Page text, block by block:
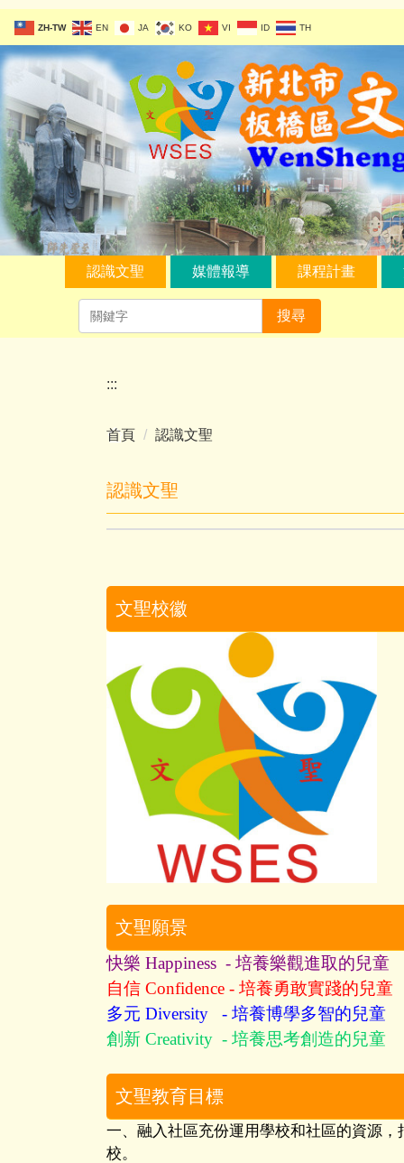
跳
到
主
內
容
區
ZH-TW EN JA KO VI ID TH
校園網站
認識文聖 媒體報導 課程計畫
搜尋
:::
首頁 認識文聖
認識文聖
文聖校徽
文聖願景
快樂 Happiness - 培養樂觀進取的兒童
自信 Confidence - 培養勇敢實踐的兒童
多元 Diversity - 培養博學多智的兒童
創新 Creativity - 培養思考創造的兒童
文聖教育目標
一、融入社區充份運用學校和社區的資源
校。